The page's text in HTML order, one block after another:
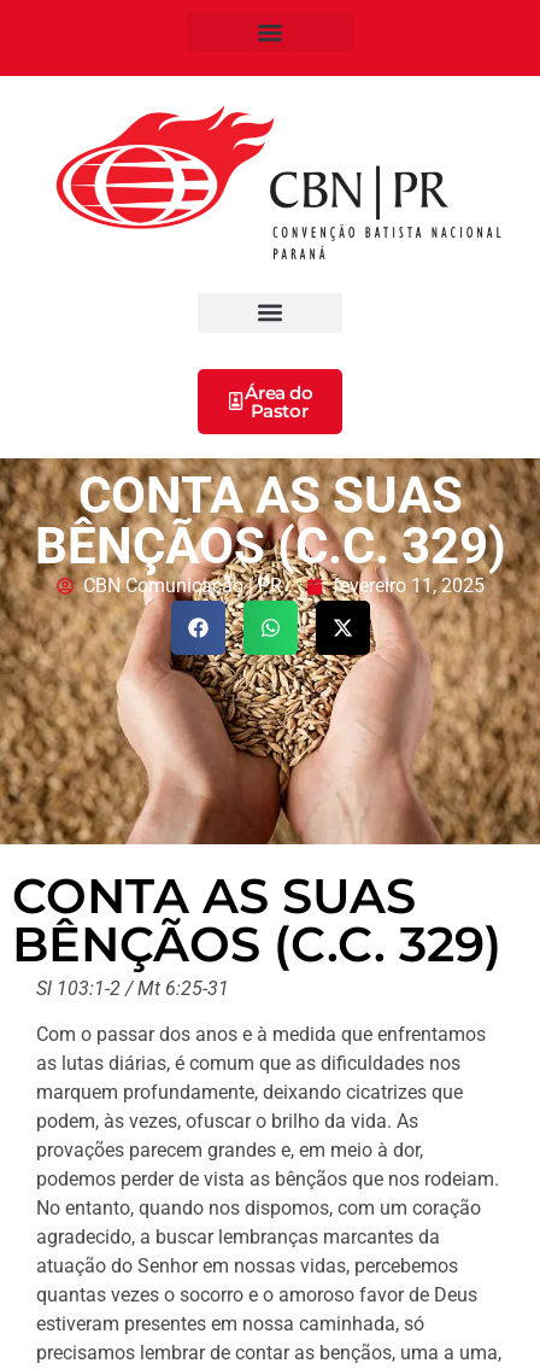
Área do
Pastor
CONTA AS SUAS
BÊNÇÃOS (C.C. 329)
CBN Comunicação | PR fevereiro 11, 2025
CONTA AS SUAS
BÊNÇÃOS (C.C. 329)
Sl 103:1-2 / Mt 6:25-31
Com o passar dos anos e à medida que enfrentamos
as lutas diárias, é comum que as dificuldades nos
marquem profundamente, deixando cicatrizes que
podem, às vezes, ofuscar o brilho da vida. As
provações parecem grandes e, em meio à dor,
podemos perder de vista as bênçãos que nos rodeiam.
No entanto, quando nos dispomos, com um coração
agradecido, a buscar lembranças marcantes da
atuação do Senhor em nossas vidas, percebemos
quantas vezes o socorro e o amoroso favor de Deus
estiveram presentes em nossa caminhada, só
precisamos lembrar de contar as bençãos, uma a uma,